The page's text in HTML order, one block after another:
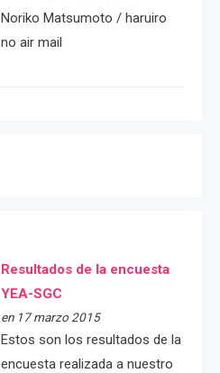
Noriko Matsumoto / haruiro
no air mail
Resultados de la encuesta
YEA-SGC
en 17 marzo 2015
Estos son los resultados de la
encuesta realizada a nuestro